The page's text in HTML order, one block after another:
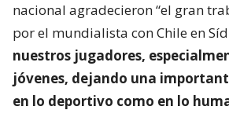
nacional agradecieron “el gran
por el mundialista con Chile en
nuestros jugadores,
jóvenes, dejando una
en lo deportivo como en lo